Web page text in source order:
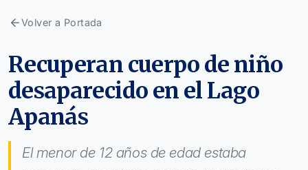
Volver a Portada
Recuperan cuerpo de niño
desaparecido en el Lago
Apanás
El menor de 12 años de edad estaba